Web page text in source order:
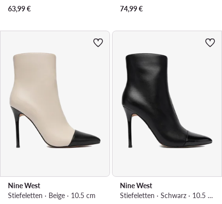
63,99€
74,99€
Nine West
Stiefeletten · Beige · 10.5 cm
Nine West
Stiefeletten · Schwarz · 10.5 cm